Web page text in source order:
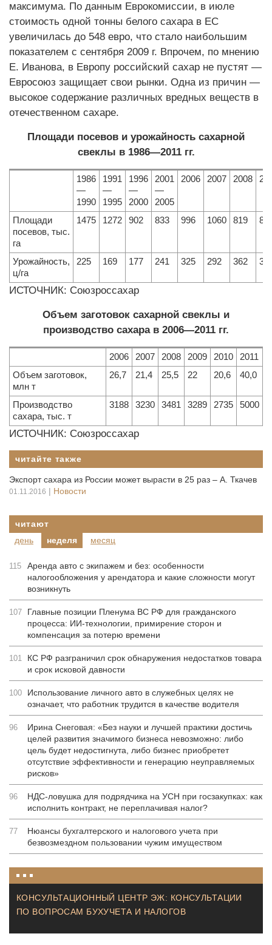
максимума. По данным Еврокомиссии, в июле
стоимость одной тонны белого сахара в ЕС
увеличилась до 548 евро, что стало наибольшим
показателем с сентября 2009 г. Впрочем, по мнению
Е. Иванова, в Европу российский сахар не пустят —
Евросоюз защищает свои рынки. Одна из причин —
высокое содержание различных вредных веществ в
отечественном сахаре.
Площади посевов и урожайность сахарной
свеклы в 1986—2011 гг.
1986
—
1990
1991
—
1995
1996
—
2000
2001
—
2005
2006 2007 2008
Площади
посевов, тыс.
га
1475 1272 902 833 996 1060 819
Урожайность,
ц/га
225 169 177 241 325 292 362
ИСТОЧНИК: Союзроссахар
Объем заготовок сахарной свеклы и
производство сахара в 2006—2011 гг.
2006 2007 2008 2009 2010
2011
Объем заготовок,
млн т
26,7 21,4 25,5 22 20,6 40,0
Производство
сахара, тыс. т
3188 3230 3481 3289 2735 5000
ИСТОЧНИК: Союзроссахар
читайте также
Экспорт сахара из России может вырасти в 25 раз – А. Ткачев
01.11.2016 | Новости
читают
день
неделя месяц
115
Аренда авто с экипажем и без: особенности
налогообложения у арендатора и какие сложности могут
возникнуть
107
Главные позиции Пленума ВС РФ для гражданского
процесса: ИИ-технологии, примирение сторон и
компенсация за потерю времени
101
КС РФ разграничил срок обнаружения недостатков товара
и срок исковой давности
100
Использование личного авто в служебных целях не
означает, что работник трудится в качестве водителя
96
Ирина Снеговая: «Без науки и лучшей практики достичь
целей развития значимого бизнеса невозможно: либо
цель будет недостигнута, либо бизнес приобретет
отсутствие эффективности и генерацию неуправляемых
рисков»
96
НДС-ловушка для подрядчика на УСН при госзакупках: как
исполнить контракт, не переплачивая налог?
77
Нюансы бухгалтерского и налогового учета при
безвозмездном пользовании чужим имуществом
КОНСУЛЬТАЦИОННЫЙ ЦЕНТР ЭЖ: КОНСУЛЬТАЦИИ
ПО ВОПРОСАМ БУХУЧЕТА И НАЛОГОВ